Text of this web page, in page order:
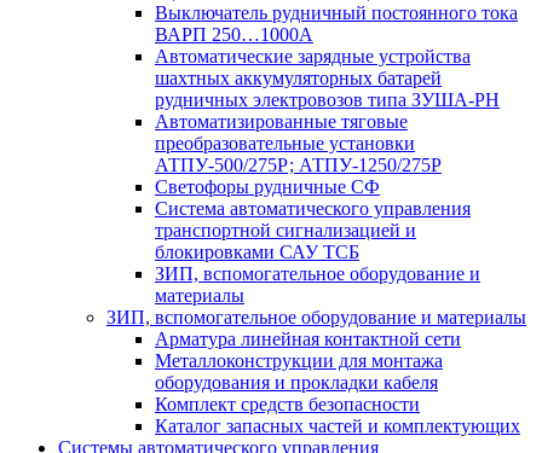
Выключатель рудничный постоянного тока
ВАРП 250…1000А
Автоматические зарядные устройства
шахтных аккумуляторных батарей
рудничных электровозов типа ЗУША-РН
Автоматизированные тяговые
преобразовательные установки
АТПУ-500/275Р; АТПУ-1250/275Р
Светофоры рудничные СФ
Система автоматического управления
транспортной сигнализацией и
блокировками САУ ТСБ
ЗИП, вспомогательное оборудование и
материалы
ЗИП, вспомогательное оборудование и материалы
Арматура линейная контактной сети
Металлоконструкции для монтажа
оборудования и прокладки кабеля
Комплект средств безопасности
Каталог запасных частей и комплектующих
Системы автоматического управления